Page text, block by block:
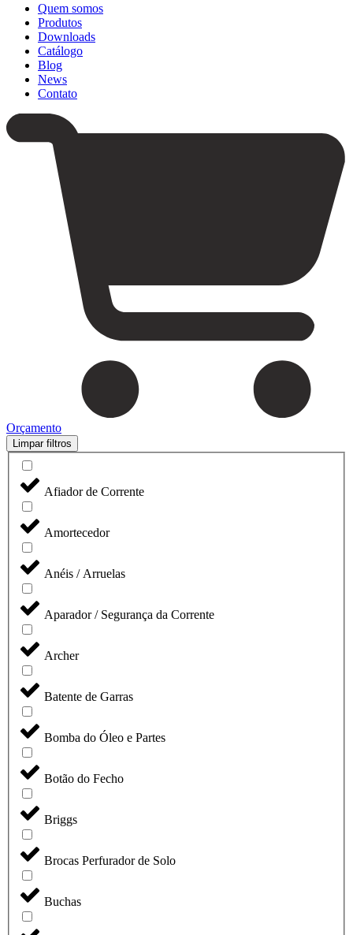
Quem somos
Produtos
Downloads
Catálogo
Blog
News
Contato
Orçamento
Limpar filtros
Afiador de Corrente
Amortecedor
Anéis / Arruelas
Aparador / Segurança da Corrente
Archer
Batente de Garras
Bomba do Óleo e Partes
Botão do Fecho
Briggs
Brocas Perfurador de Solo
Buchas